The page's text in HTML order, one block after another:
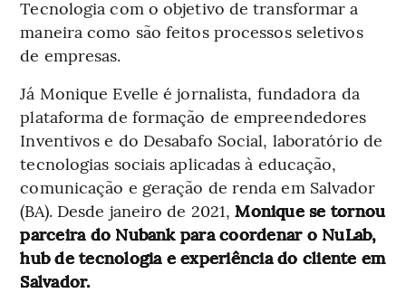
Tecnologia com o objetivo de transformar a
maneira como são feitos processos seletivos
de empresas.
Já Monique Evelle é jornalista, fundadora da
plataforma de formação de empreendedores
Inventivos e do Desabafo Social, laboratório de
tecnologias sociais aplicadas à educação,
comunicação e geração de renda em Salvador
(BA). Desde janeiro de 2021,Monique se tornou
parceira do Nubank para coordenar o NuLab,
hub de tecnologia e experiência do cliente em
Salvador.